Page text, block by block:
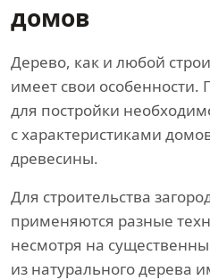
домов
Дерево, как и любой
имеет свои
для постройки
с характеристиками
древесины.
Для строительства
применяются разные
несмотря на
из натурального дерева